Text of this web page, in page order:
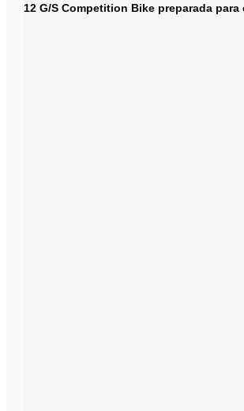
12 G/S Competition Bike preparada para